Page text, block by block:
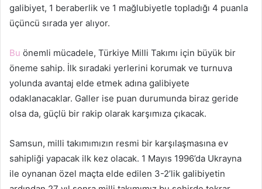
galibiyet, 1 beraberlik ve 1 mağlubiyetle topladığı 4 puanla
üçüncü sırada yer alıyor.
Bu önemli mücadele, Türkiye Milli Takımı için büyük bir
öneme sahip. İlk sıradaki yerlerini korumak ve turnuva
yolunda avantaj elde etmek adına galibiyete
odaklanacaklar. Galler ise puan durumunda biraz geride
olsa da, güçlü bir rakip olarak karşımıza çıkacak.
Samsun, milli takımımızın resmi bir karşılaşmasına ev
sahipliği yapacak ilk kez olacak. 1 Mayıs 1996’da Ukrayna
ile oynanan özel maçta elde edilen 3-2’lik galibiyetin